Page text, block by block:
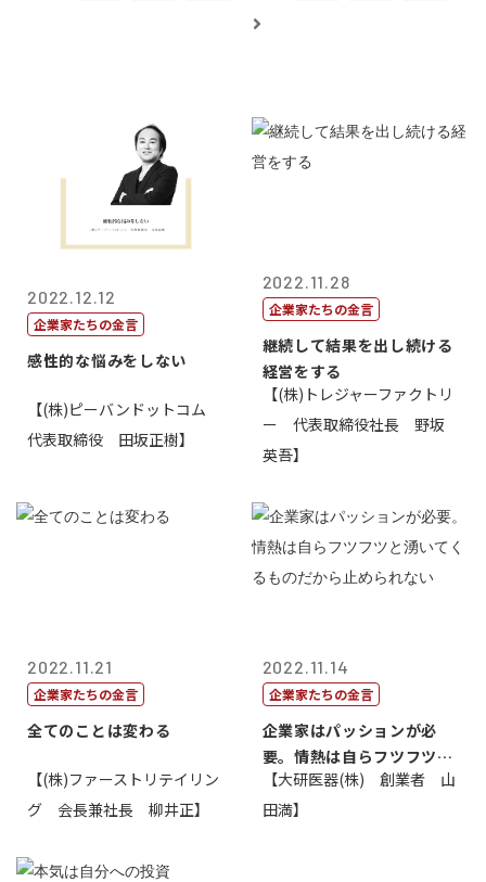
2022.12.12
企業家たちの金言
感性的な悩みをしない
【(株)ピーバンドットコム
代表取締役 田坂正樹】
2022.11.28
企業家たちの金言
継続して結果を出し続ける
経営をする
【(株)トレジャーファクトリ
ー 代表取締役社長 野坂
英吾】
2022.11.21
企業家たちの金言
全てのことは変わる
【(株)ファーストリテイリン
グ 会長兼社長 柳井正】
2022.11.14
企業家たちの金言
企業家はパッションが必
要。情熱は自らフツフツと
湧いてくるもの...
【大研医器(株) 創業者 山
田満】